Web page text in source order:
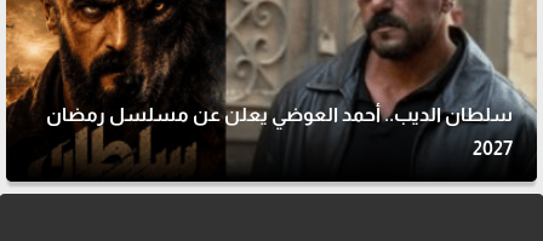
سلطان الديب.. أحمد العوضي يعلن عن مسلسل رمضان
2027